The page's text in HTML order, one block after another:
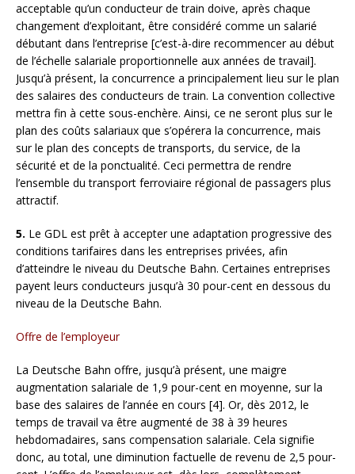
acceptable qu’un conducteur de train doive, après chaque
changement d’exploitant, être considéré comme un salarié
débutant dans l’entreprise [c’est-à-dire recommencer au début
de l’échelle salariale proportionnelle aux années de travail].
Jusqu’à présent, la concurrence a principalement lieu sur le plan
des salaires des conducteurs de train. La convention collective
mettra fin à cette sous-enchère. Ainsi, ce ne seront plus sur le
plan des coûts salariaux que s’opérera la concurrence, mais
sur le plan des concepts de transports, du service, de la
sécurité et de la ponctualité. Ceci permettra de rendre
l’ensemble du transport ferroviaire régional de passagers plus
attractif.
5. Le GDL est prêt à accepter une adaptation progressive des
conditions tarifaires dans les entreprises privées, afin
d’atteindre le niveau du Deutsche Bahn. Certaines entreprises
payent leurs conducteurs jusqu’à 30 pour-cent en dessous du
niveau de la Deutsche Bahn.
Offre de l’employeur
La Deutsche Bahn offre, jusqu’à présent, une maigre
augmentation salariale de 1,9 pour-cent en moyenne, sur la
base des salaires de l’année en cours [4]. Or, dès 2012, le
temps de travail va être augmenté de 38 à 39 heures
hebdomadaires, sans compensation salariale. Cela signifie
donc, au total, une diminution factuelle de revenu de 2,5 pour-